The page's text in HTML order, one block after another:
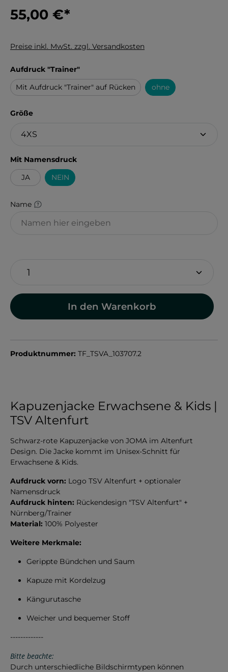
55,00 €*
Preise inkl. MwSt. zzgl. Versandkosten
Aufdruck "Trainer"auswählen
Mit Aufdruck "Trainer" auf Rücken
ohne
Größeauswählen
Mit Namensdruckauswählen
JA
NEIN
Name
In den Warenkorb
Produktnummer: TF_TSVA_103707.2
Kapuzenjacke Erwachsene & Kids |
TSV Altenfurt
Schwarz-rote Kapuzenjacke von JOMA im Altenfurt
Design. Die Jacke kommt im Unisex-Schnitt für
Erwachsene & Kids.
Aufdruck vorn: Logo TSV Altenfurt + optionaler
Namensdruck
Aufdruck hinten: Rückendesign "TSV Altenfurt" +
Nürnberg/Trainer
Material: 100% Polyester
Weitere Merkmale:
Gerippte Bündchen und Saum
Kapuze mit Kordelzug
Kängurutasche
Weicher und bequemer Stoff
-------------
Bitte beachte:
Durch unterschiedliche Bildschirmtypen können